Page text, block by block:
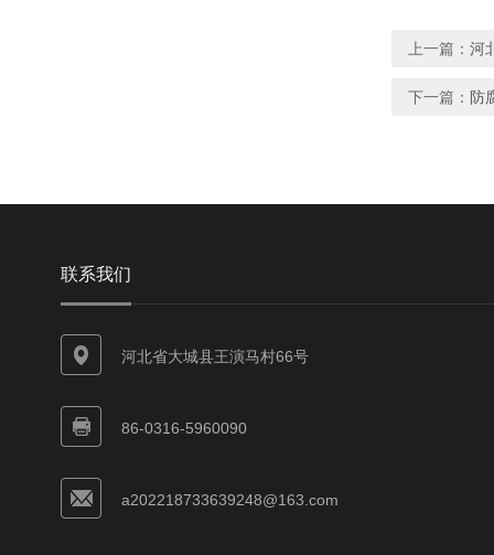
上一篇： 河
下一篇： 防
联系我们
河北省大城县王演马村66号
86-0316-5960090
a202218733639248@163.com